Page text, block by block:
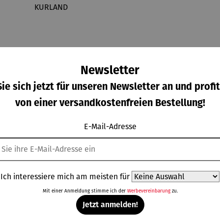
1b LAB
Macchiato
Family-Set
KURLAND
KURLAND
Regulärer Preis:
85,00 €
KURLAND
Regulärer Preis:
209,00 €
Newsletter
sich jetzt für unseren Newsletter an und
von einer versandkostenfreien Bestellung!
E-Mail-Adresse
Ich interessiere mich am meisten für
Mit einer Anmeldung stimme ich der Werbevereinbarungzu.
Jetzt anmelden!